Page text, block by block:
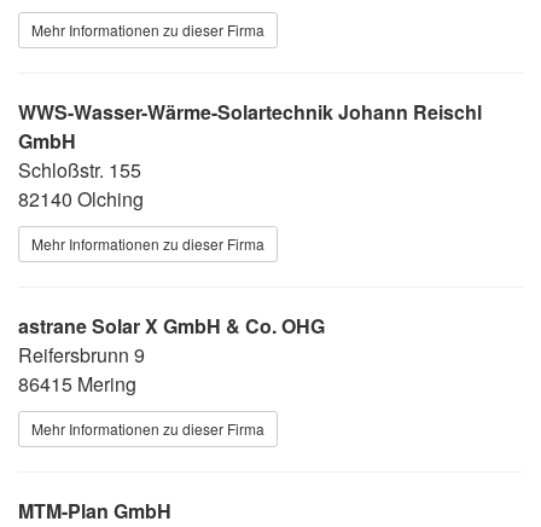
Mehr Informationen zu dieser Firma
WWS-Wasser-Wärme-Solartechnik Johann Reischl
GmbH
Schloßstr. 155
82140 Olching
Mehr Informationen zu dieser Firma
astrane Solar X GmbH & Co. OHG
Reifersbrunn 9
86415 Mering
Mehr Informationen zu dieser Firma
MTM-Plan GmbH